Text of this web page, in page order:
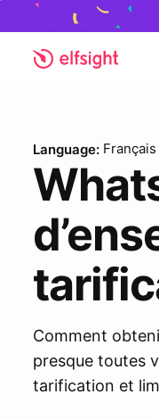
Language: Français
Comment
presque toutes
tarification et